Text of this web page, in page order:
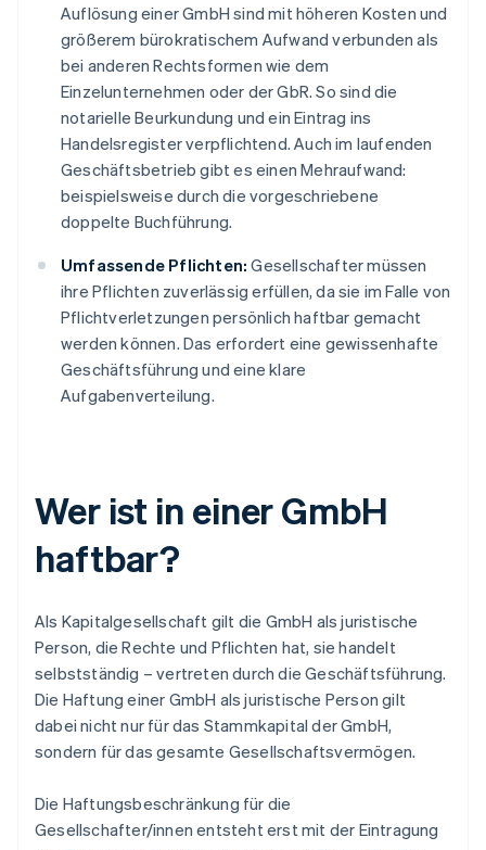
Auflösung einer GmbH sind mit höheren Kosten und
größerem bürokratischem Aufwand verbunden als
bei anderen Rechtsformen wie dem
Einzelunternehmen oder der GbR. So sind die
notarielle Beurkundung und ein Eintrag ins
Handelsregister verpflichtend. Auch im laufenden
Geschäftsbetrieb gibt es einen Mehraufwand:
beispielsweise durch die vorgeschriebene
doppelte Buchführung.
Umfassende Pflichten: Gesellschafter müssen
ihre Pflichten zuverlässig erfüllen, da sie im Falle von
Pflichtverletzungen persönlich haftbar gemacht
werden können. Das erfordert eine gewissenhafte
Geschäftsführung und eine klare
Aufgabenverteilung.
Wer ist in einer GmbH
haftbar?
Als Kapitalgesellschaft gilt die GmbH als juristische
Person, die Rechte und Pflichten hat, sie handelt
selbstständig – vertreten durch die Geschäftsführung.
Die Haftung einer GmbH als juristische Person gilt
dabei nicht nur für das Stammkapital der GmbH,
sondern für das gesamte Gesellschaftsvermögen.
Die Haftungsbeschränkung für die
Gesellschafter/innen entsteht erst mit der Eintragung